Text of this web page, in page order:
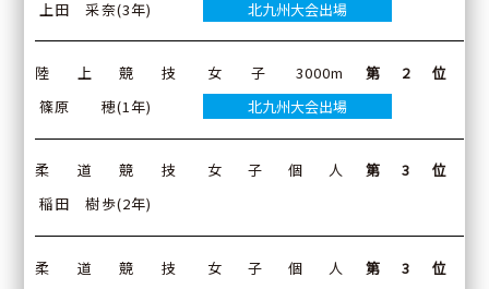
上田 采奈(3年) 北九州大会出場
陸上競技 女子3000m
第2位
篠原 穂(1年)
北九州大会出場
柔道競技 女子個人
第3位
稲田 樹歩(2年)
柔道競技 女子個人
第3位